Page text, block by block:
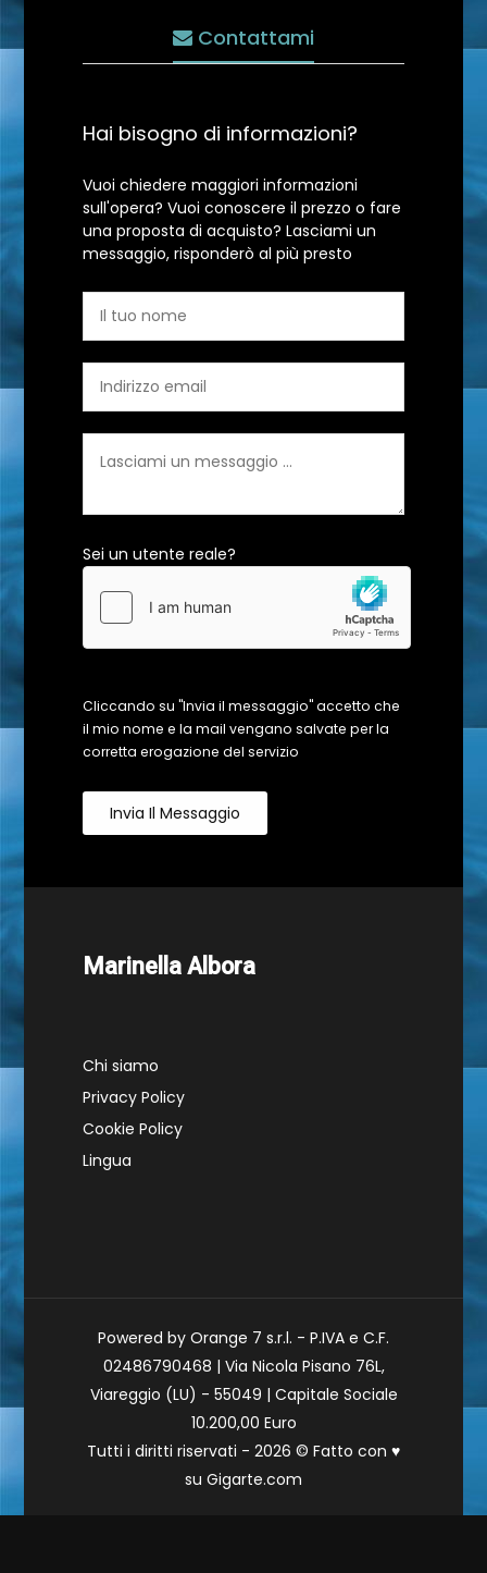
Contattami
Hai bisogno di informazioni?
Vuoi chiedere maggiori informazioni
sull'opera? Vuoi conoscere il prezzo o fare
una proposta di acquisto? Lasciami un
messaggio, risponderò al più presto
Sei un utente reale?
Cliccando su "Invia il messaggio" accetto che
il mio nome e la mail vengano salvate per la
corretta erogazione del servizio
Invia Il Messaggio
Marinella Albora
Chi siamo
Privacy Policy
Cookie Policy
Lingua
Powered by Orange 7 s.r.l. - P.IVA e C.F.
02486790468 | Via Nicola Pisano 76L,
Viareggio (LU) - 55049 | Capitale Sociale
10.200,00 Euro
Tutti i diritti riservati - 2026 © Fatto con ♥
su Gigarte.com